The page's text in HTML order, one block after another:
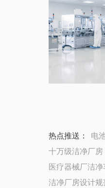
热点推送： 电
十万级洁净厂房
医疗器械厂洁净
洁净厂房设计规